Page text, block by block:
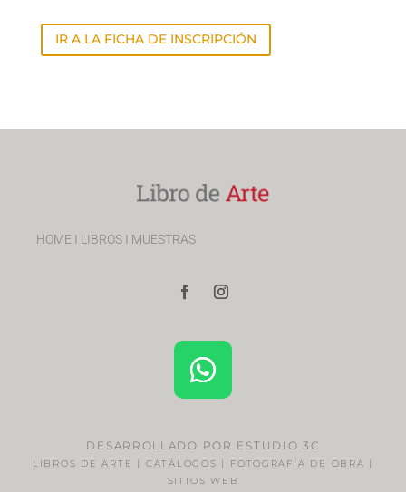
IR A LA FICHA DE INSCRIPCIÓN
HOME I LIBROS I MUESTRAS
DESARROLLADO POR ESTUDIO 3C
LIBROS DE ARTE | CATÁLOGOS | FOTOGRAFÍA DE OBRA |
SITIOS WEB